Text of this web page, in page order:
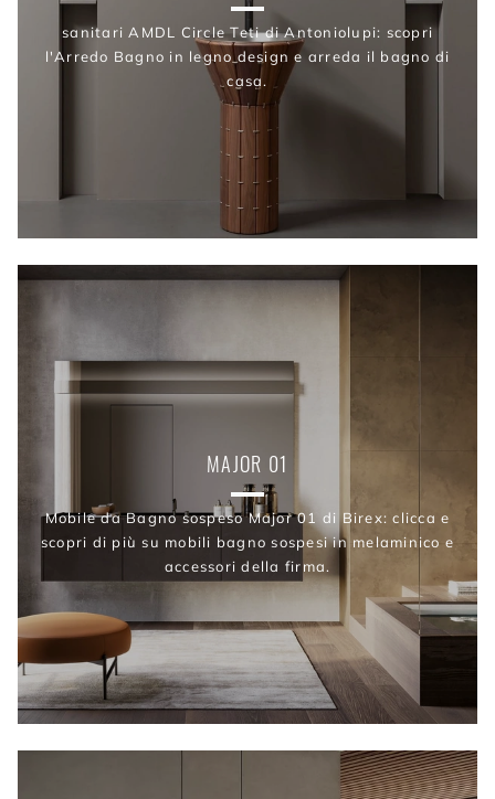
sanitari AMDL Circle Teti di Antoniolupi: scopri
l'Arredo Bagno in legno design e arreda il bagno di
casa.
MAJOR 01
Mobile da Bagno sospeso Major 01 di Birex: clicca e
scopri di più su mobili bagno sospesi in melaminico e
accessori della firma.